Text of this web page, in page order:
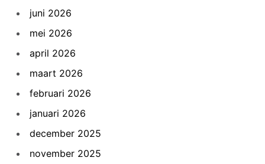
juni 2026
mei 2026
april 2026
maart 2026
februari 2026
januari 2026
december 2025
november 2025